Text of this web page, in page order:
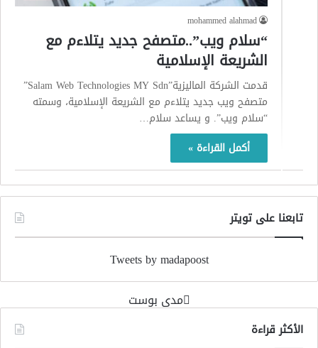
mohammed alahmad
“سلام ويب”..متصفح جديد يتلاءم مع
الشريعة الإسلامية
قدمت الشركة الماليزية”Salam Web Technologies MY Sdn”
متصفح ويب جديد يتلاءم مع الشريعة الإسلامية، وسمته
“سلام ويب”. و يساعد سلام…
أكمل القراءة »
تابعنا على تويتر
Tweets by madapoost
‏مدى بوست‏
الأكثر قراءة